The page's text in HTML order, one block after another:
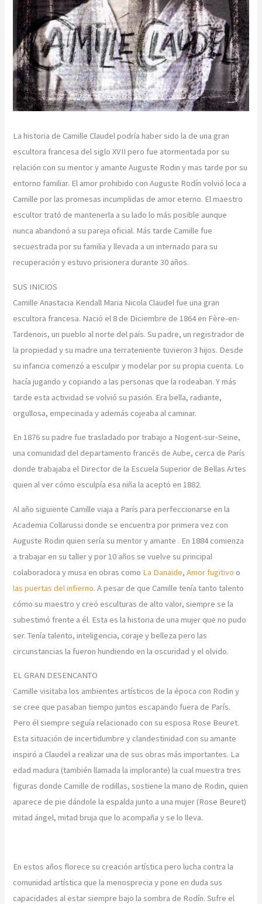
La historia de Camille Claudel podría haber sido la de una gran
escultora francesa del siglo XVII pero fue atormentada por su
relación con su mentor y amante Auguste Rodin y mas tarde por su
entorno familiar. El amor prohibido con Auguste Rodín volvió loca a
Camille por las promesas incumplidas de amor eterno. El maestro
escultor trató de mantenerla a su lado lo más posible aunque
nunca abandonó a su pareja oficial. Más tarde Camille fue
secuestrada por su familia y llevada a un internado para su
recuperación y estuvo prisionera durante 30 años.
SUS INICIOS
Camille Anastacia Kendall Maria Nicola Claudel fue una gran
escultora francesa. Nació el 8 de Diciembre de 1864 en Fère-en-
Tardenois, un pueblo al norte del país. Su padre, un registrador de
la propiedad y su madre una terrateniente tuvieron 3 hijos. Desde
su infancia comenzó a esculpir y modelar por su propia cuenta. Lo
hacía jugando y copiando a las personas que la rodeaban. Y más
tarde esta actividad se volvió su pasión. Era bella, radiante,
orgullosa, empecinada y además cojeaba al caminar.
En 1876 su padre fue trasladado por trabajo a Nogent-sur-Seine,
una comunidad del departamento francés de Aube, cerca de París
donde trabajaba el Director de la Escuela Superior de Bellas Artes
quien al ver cómo esculpía esa niña la aceptó en 1882.
Al año siguiente Camille viaja a París para perfeccionarse en la
Academia Collarussi donde se encuentra por primera vez con
Auguste Rodin quien sería su mentor y amante . En 1884 comienza
a trabajar en su taller y por 10 años se vuelve su principal
colaboradora y musa en obras como La Danaide,Amor fugitivo o
las puertas del infierno. A pesar de que Camille tenía tanto talento
cómo su maestro y creó esculturas de alto valor, siempre se la
subestimó frente a él. Esta es la historia de una mujer que no pudo
ser. Tenía talento, inteligencia, coraje y belleza pero las
circunstancias la fueron hundiendo en la oscuridad y el olvido.
EL GRAN DESENCANTO
Camille visitaba los ambientes artísticos de la época con Rodin y
se cree que pasaban tiempo juntos escapando fuera de París.
Pero él siempre seguía relacionado con su esposa Rose Beuret.
Esta situación de incertidumbre y clandestinidad con su amante
inspiró a Claudel a realizar una de sus obras más importantes. La
edad madura (también llamada la implorante) la cual muestra tres
figuras donde Camille de rodillas, sostiene la mano de Rodin, quien
aparece de pie dándole la espalda junto a una mujer (Rose Beuret)
mitad ángel, mitad bruja que lo acompaña y se lo lleva.
En estos años florece su creación artística pero lucha contra la
comunidad artística que la menosprecia y pone en duda sus
capacidades al estar siempre bajo la sombra de Rodín. Sufre el